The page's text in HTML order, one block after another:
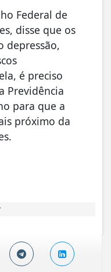
Federal de
disse que os
depressão,
é preciso
Previdência
para que a
próximo da